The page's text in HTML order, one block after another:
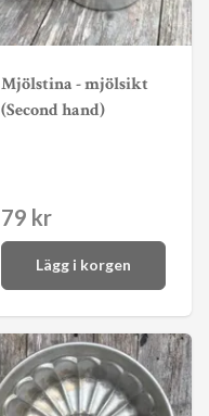
Mjölstina - mjölsikt
(Second hand)
79 kr
Lägg i korgen